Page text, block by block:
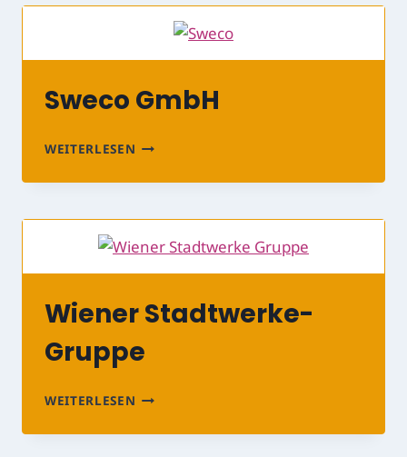
Sweco GmbH
WEITERLESEN SWECO
Wiener Stadtwerke-
Gruppe
WEITERLESEN WIENER
GRUPPE